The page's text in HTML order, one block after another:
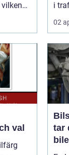
hand
i
02
val
tar